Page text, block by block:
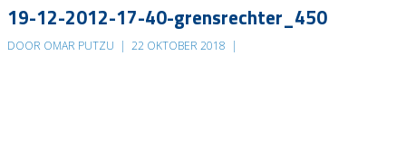
19-12-2012-17-40-grensrechter_450
DOOR OMAR PUTZU | 22 OKTOBER 2018 |